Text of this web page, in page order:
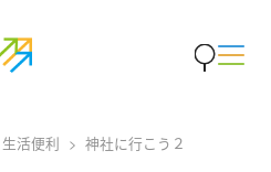
生活便利 神社に行こう２